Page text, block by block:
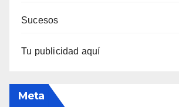
Sucesos
Tu publicidad aquí
Meta